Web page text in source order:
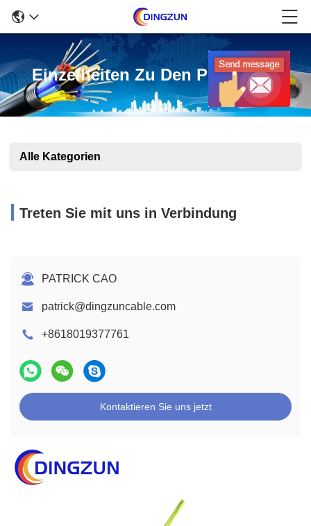
Einzelheiten Zu Den Produkten
Alle Kategorien
Treten Sie mit uns in Verbindung
PATRICK CAO
patrick@dingzuncable.com
+8618019377761
Kontaktieren Sie uns jetzt